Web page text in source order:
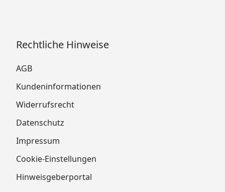
Rechtliche Hinweise
AGB
Kundeninformationen
Widerrufsrecht
Datenschutz
Impressum
Cookie-Einstellungen
Hinweisgeberportal